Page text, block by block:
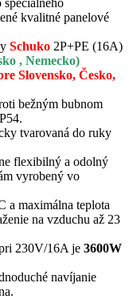
kvalitné panelové
Schuko 2P+PE (16A)
, Nemecko)
Slovensko, Česko,
bežným bubnom
tvarovaná do ruky
flexibilný a odolný
vyrobený vo
a maximálna teplota
na vzduchu až 23
230V/16A je 3600W
navíjanie